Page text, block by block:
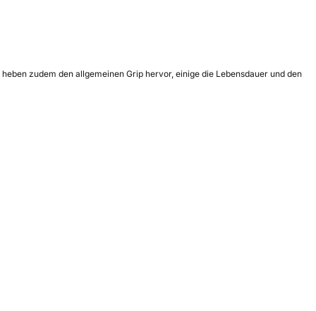
zudem den allgemeinen Grip hervor, einige die Lebensdauer und den